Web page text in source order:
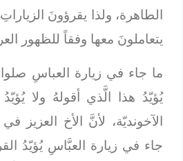
الطاهرة، ولذا يقرؤونَ
يتعاملونَ معها وفقاً للظهور
ما جاء في زيارة العباسِ
يُؤيّدُ هذا الَّذي أقولهُ ولا يُؤيّدُ
الآخونديّة، لأنَّ الأخ العزيز
جاء في زيارة العبَّاسِ يُؤيّدُ